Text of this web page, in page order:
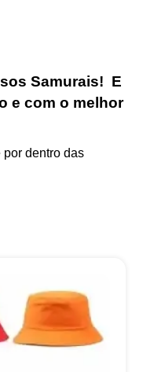
Samurais! E
e com o melhor
por dentro das